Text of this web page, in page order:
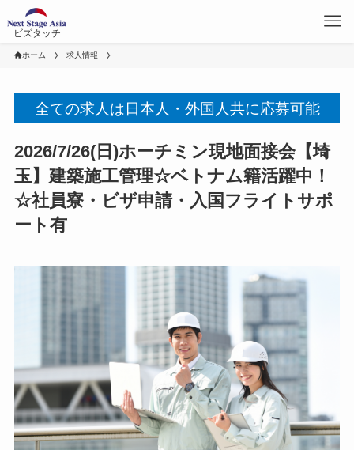
ビズタッチ
ホーム 求人情報
全ての求人は日本人・外国人共に応募可能
2026/7/26(日)ホーチミン現地面接会【埼
玉】建築施工管理☆ベトナム籍活躍中！
☆社員寮・ビザ申請・入国フライトサポ
ート有